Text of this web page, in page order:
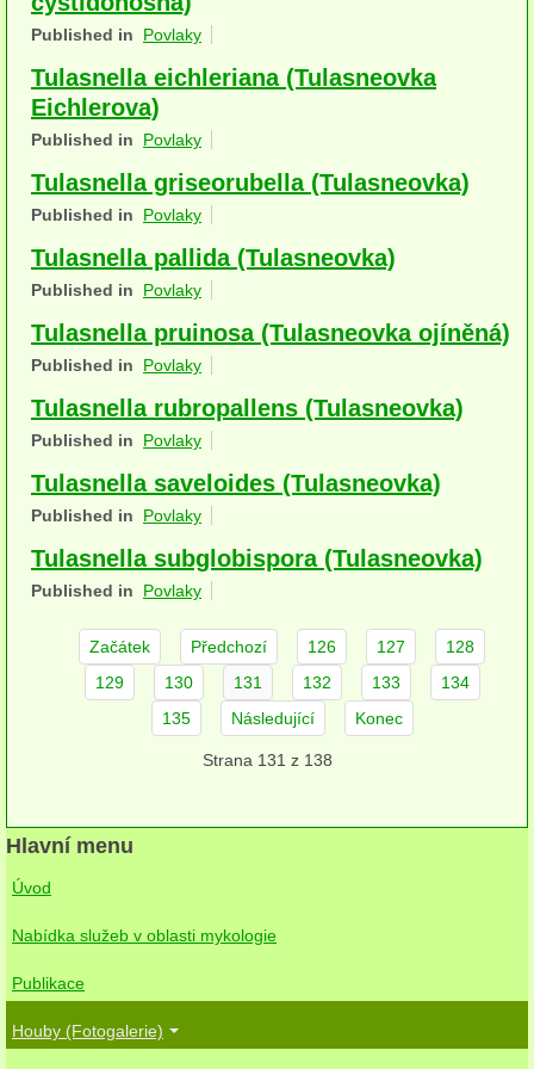
Houby (Fotogalerie)
podle typu plodnic
Apothecia
na dřevě
mykorhizni
terestrické saprotrofní
šišky, plody, květy
koprofilní
muscikolni
herbikolní-dvouděložné
herbikolní-kapraďorosty
Perithecia stromatická
Kornacovité
hnědá hniloba
jednoleté
Published in Povlaky
Tulasnella eichleriana (Tulasneovka
Eichlerova)
Published in Povlaky
Tulasnella griseorubella (Tulasneovka)
Published in Povlaky
Tulasnella pallida (Tulasneovka)
Published in Povlaky
Tulasnella pruinosa (Tulasneovka ojíněná)
Published in Povlaky
Tulasnella rubropallens (Tulasneovka)
Published in Povlaky
Tulasnella saveloides (Tulasneovka)
Published in Povlaky
Tulasnella subglobispora (Tulasneovka)
Published in Povlaky
Začátek Předchozí 126 127
128
129
130 131 132 133
134
135
Následující Konec
Strana 131 z 138
Hlavní menu
Úvod
Nabídka služeb v oblasti mykologie
Publikace
Houby (Fotogalerie)